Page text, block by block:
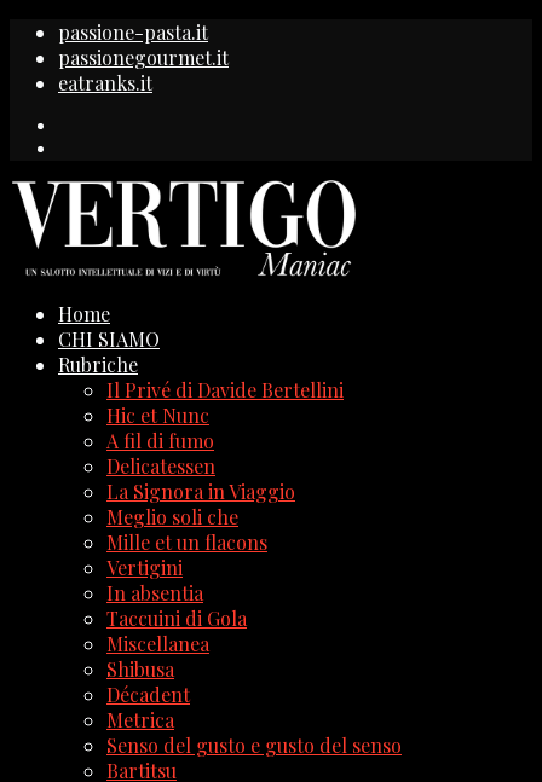
passione-pasta.it
passionegourmet.it
eatranks.it
Home
CHI SIAMO
Rubriche
Il Privé di Davide Bertellini
Hic et Nunc
A fil di fumo
Delicatessen
La Signora in Viaggio
Meglio soli che
Mille et un flacons
Vertigini
In absentia
Taccuini di Gola
Miscellanea
Shibusa
Décadent
Metrica
Senso del gusto e gusto del senso
Bartitsu